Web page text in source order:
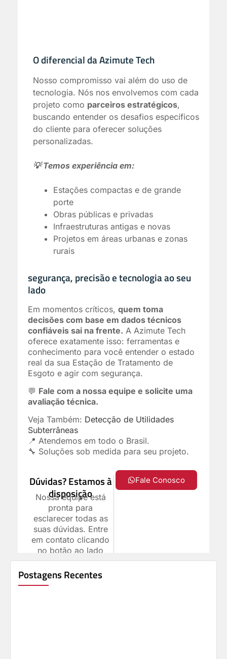
O diferencial da Azimute Tech
Nosso compromisso vai além do uso de
tecnologia. Nós nos envolvemos com cada
projeto como parceiros estratégicos,
buscando entender os desafios específicos
do cliente para oferecer soluções
personalizadas.
💡 Temos experiência em:
Estações compactas e de grande
porte
Obras públicas e privadas
Infraestruturas antigas e novas
Projetos em áreas urbanas e zonas
rurais
segurança, precisão e tecnologia ao seu
lado
Em momentos críticos, quem toma
decisões com base em dados técnicos
confiáveis sai na frente. A Azimute Tech
oferece exatamente isso: ferramentas e
conhecimento para você entender o estado
real da sua Estação de Tratamento de
Esgoto e agir com segurança.
💬 Fale com a nossa equipe e solicite uma
avaliação técnica.
Veja Também: Detecção de Utilidades
Subterrâneas
📍 Atendemos em todo o Brasil.
🔧 Soluções sob medida para seu projeto.
Dúvidas? Estamos à
disposição
Nossa equipe está
pronta para
esclarecer todas as
suas dúvidas. Entre
em contato clicando
no botão ao lado
Fale Conosco
Postagens Recentes